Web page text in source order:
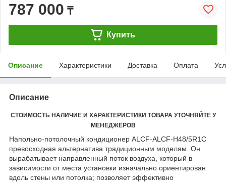
787 000 ₸
Купить
Описание Характеристики Доставка Оплата
Описание
СТОИМОСТЬ НАЛИЧИЕ И ХАРАКТЕРИСТИКИ ТОВАРА УТОЧНЯЙТЕ У
МЕНЕДЖЕРОВ
Напольно-потолочный кондиционер ALCF-ALCF-H48/5R1C
превосходная альтернатива традиционным моделям. Он
вырабатывает направленный поток воздуха, который в
зависимости от места установки изначально ориентирован
вдоль стены или потолка; позволяет эффективно